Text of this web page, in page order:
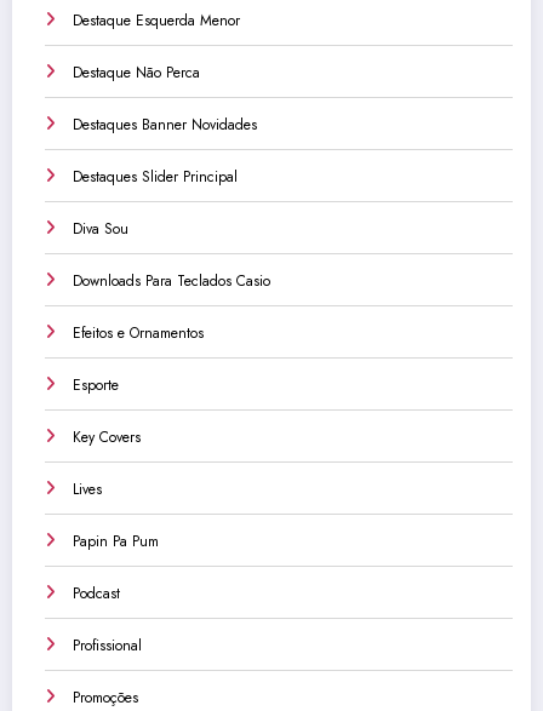
Destaque Esquerda Menor
Destaque Não Perca
Destaques Banner Novidades
Destaques Slider Principal
Diva Sou
Downloads Para Teclados Casio
Efeitos e Ornamentos
Esporte
Key Covers
Lives
Papin Pa Pum
Podcast
Profissional
Promoções